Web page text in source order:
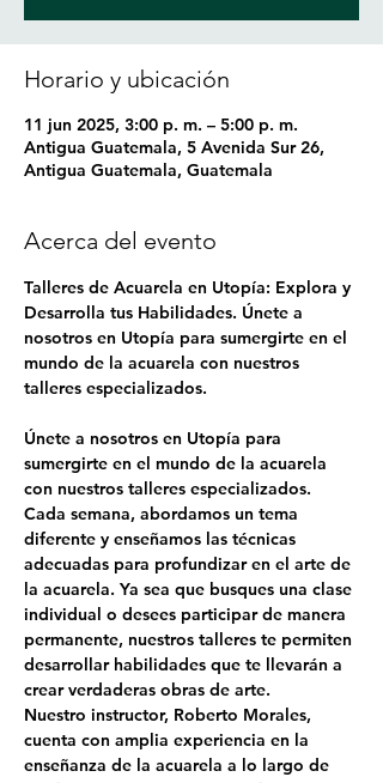
Horario y ubicación
11 jun 2025, 3:00 p. m. – 5:00 p. m.
Antigua Guatemala, 5 Avenida Sur 26,
Antigua Guatemala, Guatemala
Acerca del evento
Talleres de Acuarela en Utopía: Explora y
Desarrolla tus Habilidades. Únete a
nosotros en Utopía para sumergirte en el
mundo de la acuarela con nuestros
talleres especializados.
Únete a nosotros en Utopía para
sumergirte en el mundo de la acuarela
con nuestros talleres especializados.
Cada semana, abordamos un tema
diferente y enseñamos las técnicas
adecuadas para profundizar en el arte de
la acuarela. Ya sea que busques una clase
individual o desees participar de manera
permanente, nuestros talleres te permiten
desarrollar habilidades que te llevarán a
crear verdaderas obras de arte.
Nuestro instructor, Roberto Morales,
cuenta con amplia experiencia en la
enseñanza de la acuarela a lo largo de